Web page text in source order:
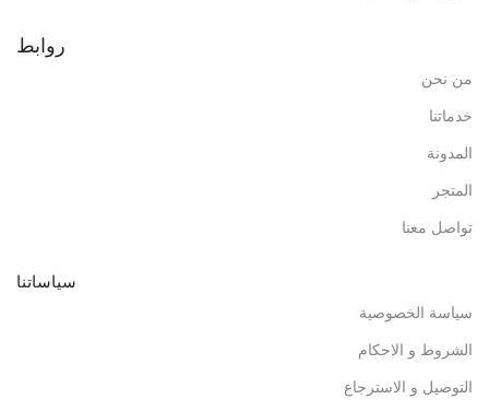
روابط
من نحن
خدماتنا
المدونة
المتجر
تواصل معنا
سياساتنا
سياسة الخصوصية
الشروط و الاحكام
التوصيل و الاسترجاع